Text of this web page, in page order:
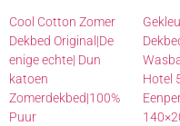
Cool Cotton Zomer
Dekbed Original|De
enige echte| Dun
katoen
Zomerdekbed|100%
Puur
Hotel